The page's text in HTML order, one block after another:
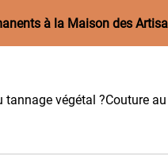
à la Maison des
tannage végétal ?Couture